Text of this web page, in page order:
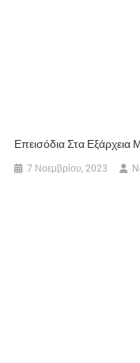
Επεισόδια Στα Εξάρχεια
7 Νοεμβρίου, 2023